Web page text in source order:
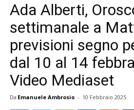
Ada Alberti,
settimanale a
previsioni segno
dal 10 al 14
Video Mediaset
Da Emanuele Ambrosio - 10 Febbraio 2025